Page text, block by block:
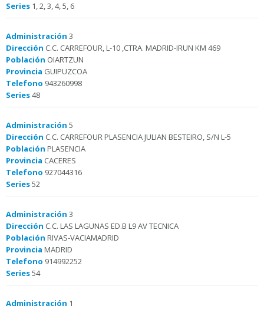
Series 1, 2, 3, 4, 5, 6
Administración 3
Dirección C.C. CARREFOUR, L-10 ,CTRA. MADRID-IRUN KM 469
Población OIARTZUN
Provincia GUIPUZCOA
Telefono 943260998
Series48
Administración 5
Dirección C.C. CARREFOUR PLASENCIA JULIAN BESTEIRO, S/N L-5
Población PLASENCIA
Provincia CACERES
Telefono 927044316
Series52
Administración 3
Dirección C.C. LAS LAGUNAS ED.B L9 AV TECNICA
Población RIVAS-VACIAMADRID
Provincia MADRID
Telefono 914992252
Series54
Administración 1